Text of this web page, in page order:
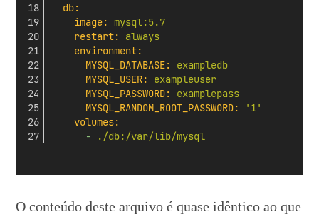
db:
image:
mysql:5.7
restart:
always
environment:
MYSQL_DATABASE:
exampledb
MYSQL_USER:
exampleuser
MYSQL_PASSWORD:
examplepass
MYSQL_RANDOM_ROOT_PASSWORD:
'1'
volumes:
-
./db:/var/lib/mysql
O conteúdo deste arquivo é quase idêntico ao que